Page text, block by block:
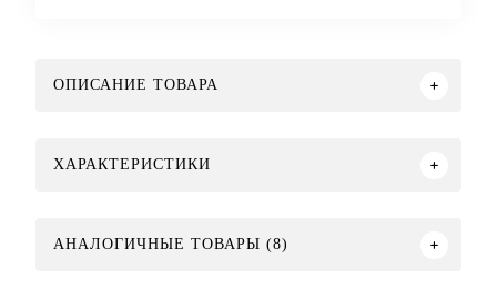
ОПИСАНИЕ ТОВАРА
ХАРАКТЕРИСТИКИ
АНАЛОГИЧНЫЕ ТОВАРЫ (8)